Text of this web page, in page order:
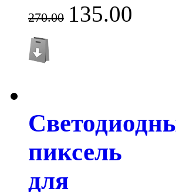
270.00 135.00
пиксель
для